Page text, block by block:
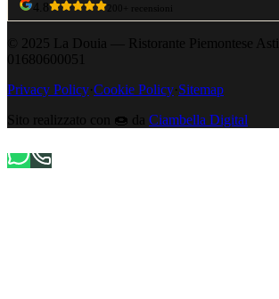
4.8 200+ recensioni
© 2025 La Douia — Ristorante Piemontese Asti
01680600051
Privacy Policy·Cookie Policy·Sitemap
Sito realizzato con 🍩 da Ciambella Digital